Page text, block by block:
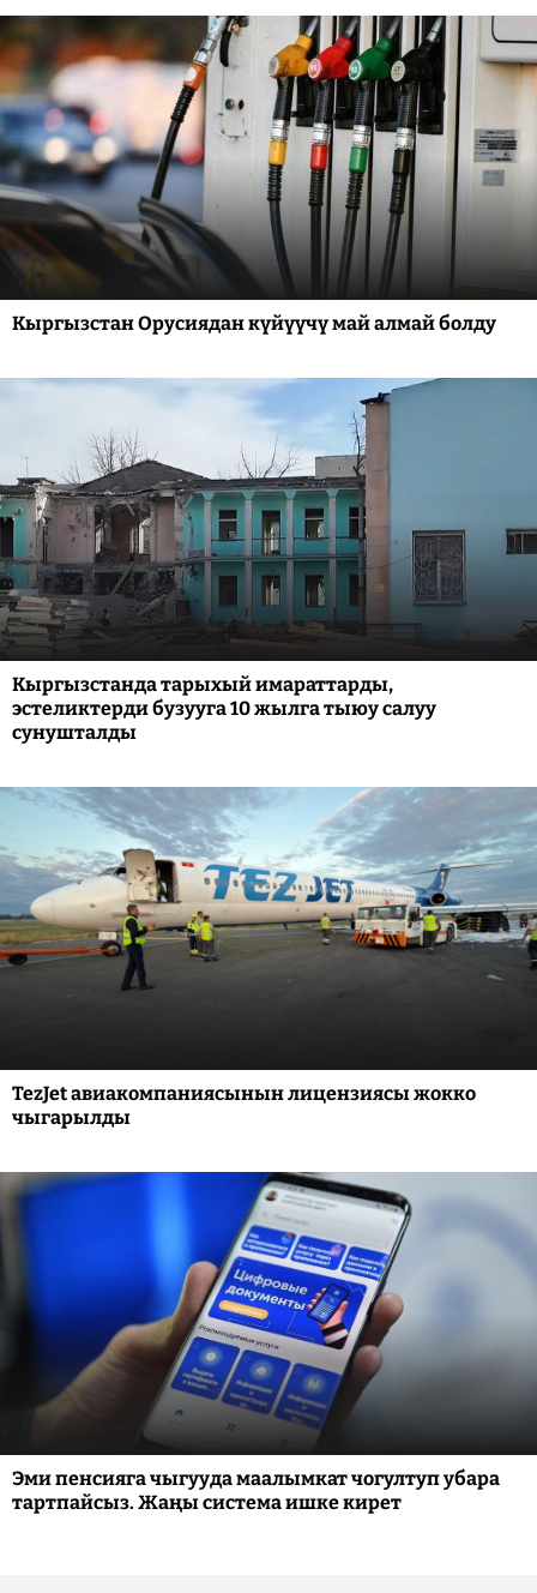
Кыргызстан Орусиядан күйүүчү май алмай болду
Кыргызстанда тарыхый имараттарды,
эстеликтерди бузууга 10 жылга тыюу салуу
сунушталды
TezJet авиакомпаниясынын лицензиясы жокко
чыгарылды
Эми пенсияга чыгууда маалымкат чогултуп убара
тартпайсыз. Жаңы система ишке кирет